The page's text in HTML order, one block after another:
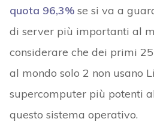
quota 96,3%se si va a
di server più importanti al
considerare che dei primi
al mondo solo 2 non usano
supercomputer più potenti
questo sistema operativo.